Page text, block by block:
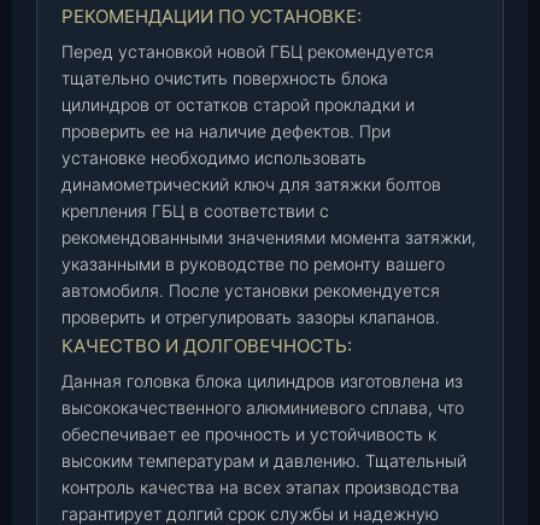
-
1
-
1
0
0
3
0
0
7
7
)
РЕКОМЕНДАЦИИ ПО УСТАНОВКЕ:
Перед установкой новой ГБЦ рекомендуется
тщательно очистить поверхность блока
цилиндров от остатков старой прокладки и
проверить ее на наличие дефектов. При
установке необходимо использовать
динамометрический ключ для затяжки болтов
крепления ГБЦ в соответствии с
рекомендованными значениями момента затяжки,
указанными в руководстве по ремонту вашего
автомобиля. После установки рекомендуется
проверить и отрегулировать зазоры клапанов.
КАЧЕСТВО И ДОЛГОВЕЧНОСТЬ:
Данная головка блока цилиндров изготовлена из
высококачественного алюминиевого сплава, что
обеспечивает ее прочность и устойчивость к
высоким температурам и давлению. Тщательный
контроль качества на всех этапах производства
гарантирует долгий срок службы и надежную